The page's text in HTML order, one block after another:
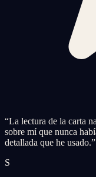
“La lectura de la carta
sobre mí que nunca
detallada que he usado.”
S